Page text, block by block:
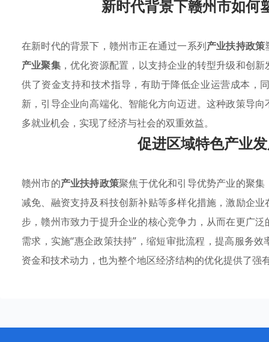
新时代背景下赣州市如何
在新时代的背景下，赣州市正在通过一系列产业扶持政策
产业聚集，优化资源配置，以支持企业的转型升级和创
供了资金支持和技术指导，有助于降低企业运营成本，
新，引导企业向高端化、智能化方向迈进。这种政策导
多就业机会，实现了经济与社会的双重效益。
促进区域特色产业
赣州市的产业扶持政策聚焦于优化和引导优势产业的聚
减免、融资支持及科技创新补贴等多样化措施，激励企
步，赣州市致力于提升企业的核心竞争力，从而在更广
需求，实施“惠企政策扶持”，缩短审批流程，提高服务
资金和技术动力，也为整个地区经济结构的优化提供了强